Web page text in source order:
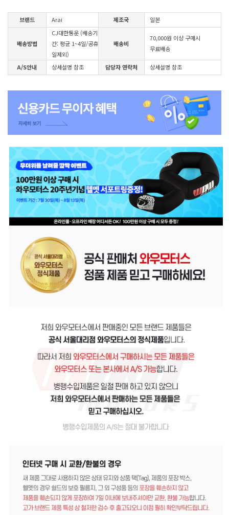
브랜드 Arai 제조국 일본
배송방법
CJ대한통운 (배송기
간: 평균 1~4일/공휴
일제외)
배송비
70,000원 이상 구매시
무료배송
A/S안내 상세설명 참조 담당자 연락처 상세설명 참조